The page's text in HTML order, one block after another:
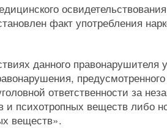
факт употребления
данного правонарушителя
ответственности за
и психотропных веществ либо
веществ».